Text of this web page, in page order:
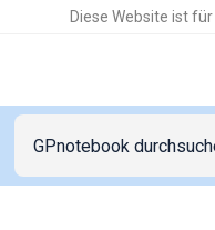
Diese Website ist